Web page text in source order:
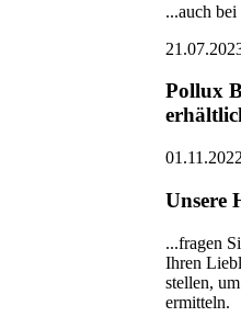
...auch
Pollux
01.11.2022
Unsere
...fragen
Ihren
stellen,
ermitteln.